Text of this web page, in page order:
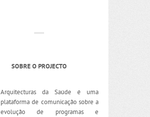
SOBRE O PROJECTO
Arquitecturas da Saúde é uma
plataforma de comunicação sobre a
evolução de programas e